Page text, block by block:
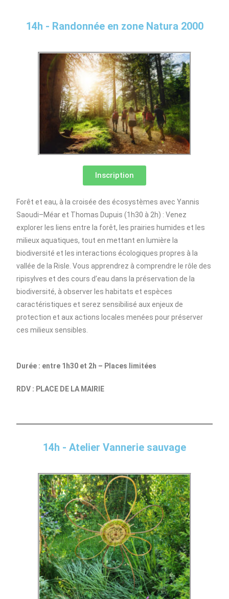
14h - Randonnée en zone Natura 2000
Inscription
Forêt et eau, à la croisée des écosystèmes avec Yannis
Saoudi–Méar et Thomas Dupuis (1h30 à 2h) : Venez
explorer les liens entre la forêt, les prairies humides et les
milieux aquatiques, tout en mettant en lumière la
biodiversité et les interactions écologiques propres à la
vallée de la Risle. Vous apprendrez à comprendre le rôle des
ripisylves et des cours d’eau dans la préservation de la
biodiversité, à observer les habitats et espèces
caractéristiques et serez sensibilisé aux enjeux de
protection et aux actions locales menées pour préserver
ces milieux sensibles.
Durée : entre 1h30 et 2h – Places limitées
RDV : PLACE DE LA MAIRIE
14h - Atelier Vannerie sauvage